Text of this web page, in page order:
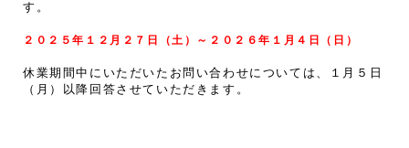
す。
２０２５年１２月２７日（土）～２０２６年１月４日（日）
休業期間中にいただいたお問い合わせについては、１月５日
（月）以降回答させていただきます。